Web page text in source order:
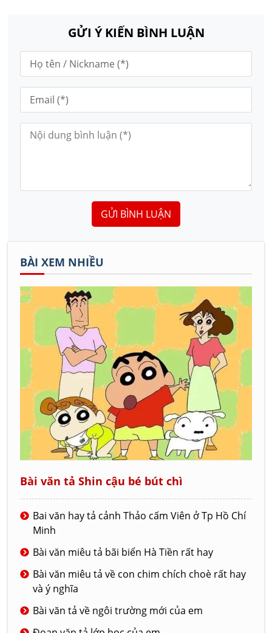
GỬI Ý KIẾN BÌNH LUẬN
GỬI BÌNH LUẬN
BÀI XEM NHIỀU
Bài văn tả Shin cậu bé bút chì
Bai văn hay tả cảnh Thảo cấm Viên ở Tp Hồ Chí
Minh
Bài văn miêu tả bãi biển Hà Tiền rất hay
Bài văn miêu tả về con chim chích choè rất hay
và ý nghĩa
Bài văn tả về ngôi trường mới của em